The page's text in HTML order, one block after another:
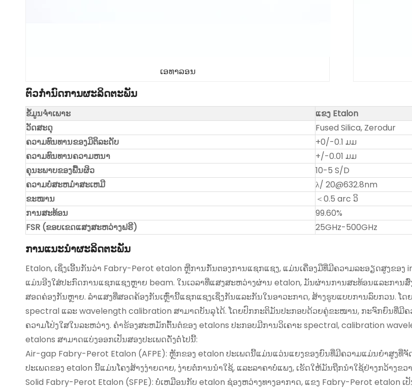
ເອທາລອນ
ຕົວກໍານົດການຜະລິດຕະພັນ
ຂໍ້ມູນຈໍາເພາະ ແຂງ Etalon
ວັດສະດຸ
Fused Silica, Zerodur
ຄວາມທົນທານຂອງມິຕິລະດັບ
+0/-0.1 ມມ
ຄວາມທົນທານຄວາມຫນາ
+/-0.01 ມມ
ຄຸນະພາບຂອງພື້ນຜິວ
10-5 S/D
ຄວາມບໍ່ສະຫມໍ່າສະເຫມີ
λ/ 20@632.8nm
ຂະໜານ
＜0.5 arc ວິ
ການສະທ້ອນ
99.60%
FSR (ຂອບ​ເຂດ​ແສງ​ສະ​ຫວ່າງ​ຟຣີ​)
25GHz-500GHz
ການແນະນໍາຜະລິດຕະພັນ
Etalon, ເຊິ່ງເອີ້ນກັນວ່າ Fabry-Perot etalon ຫຼືການກັ່ນຕອງການແຊກແຊງ, ແມ່ນເຄື່ອງມືທີ່ມີຄວາມລະອຽດສູງຂ
ແມ່ນອີງໃສ່ປະກົດການແຊກແຊງຫຼາຍ beam. ໃນເວລາທີ່ແສງສະຫວ່າງຜ່ານ etalon, ມັນຜ່ານການສະທ້ອນແລະການ
ສອດຄ່ອງກັນຫຼາຍ. ລຳແສງທີ່ສອດຄ້ອງກັນເຫຼົ່ານີ້ແຊກແຊງເຊິ່ງກັນແລະກັນໃນອາວະກາດ, ສ້າງຮູບແບບການລົບກວນ. ໂ
spectral ແລະ wavelength calibration ສາມາດບັນລຸໄດ້. ໂດຍປົກກະຕິມັນປະກອບດ້ວຍຄູ່ຂະໜານ, ກະຈົກຍົນທີ່ມີ
ຄວາມໂປ່ງໃສໃນລະຫວ່າງ. ຄໍາຮ້ອງສະຫມັກຕົ້ນຕໍຂອງ etalons ປະກອບມີການວິເຄາະ spectral, calibration
etalons ສາມາດແບ່ງອອກເປັນສອງປະເພດດັ່ງຕໍ່ໄປນີ້:
Air-gap Fabry-Perot Etalon (AFPE): ຫຼັກຂອງ etalon ປະເພດນີ້ແມ່ນແວ່ນແຍງຂອງຍົນທີ່ມີຄວາມແມ່ນຍໍາສູງ
ປະເພດຂອງ etalon ນີ້ແມ່ນໂຄງສ້າງງ່າຍດາຍ, ງ່າຍຕໍ່ການນໍາໃຊ້, ແລະລາຄາບໍ່ແພງ, ເຮັດໃຫ້ມັນຖືກນໍາໃຊ້ຢ່າງກວ້າງຂວ
Solid Fabry-Perot Etalon (SFPE): ບໍ່ເຫມືອນກັບ etalon ຊ່ອງຫວ່າງທາງອາກາດ, ແຂງ Fabry-Perot